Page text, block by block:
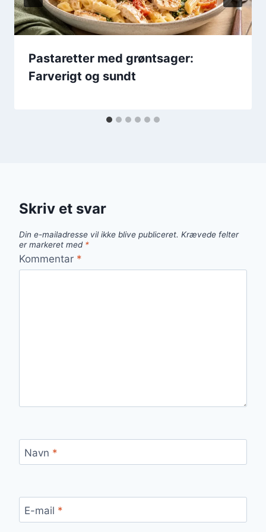
Pastaretter med grøntsager:
Farverigt og sundt
Skriv et svar
Din e-mailadresse vil ikke blive publiceret. Krævede felter
er markeret med *
Kommentar *
Navn *
E-mail *